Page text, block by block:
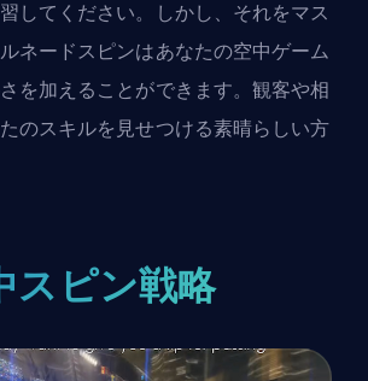
してください。しかし、それをマス
ネードスピンはあなたの空中ゲーム
を加えることができます。観客や相
のスキルを見せつける素晴らしい方
スピン戦略